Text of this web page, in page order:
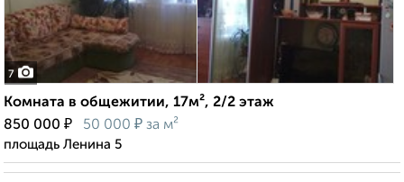
7
Комната в общежитии, 17м², 2/2 этаж
850 000 ₽ 50 000 ₽ за м²
площадь Ленина 5